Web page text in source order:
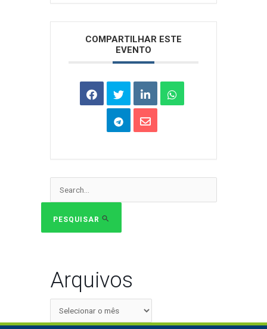
COMPARTILHAR ESTE
EVENTO
Pesquisar
PESQUISAR
Arquivos